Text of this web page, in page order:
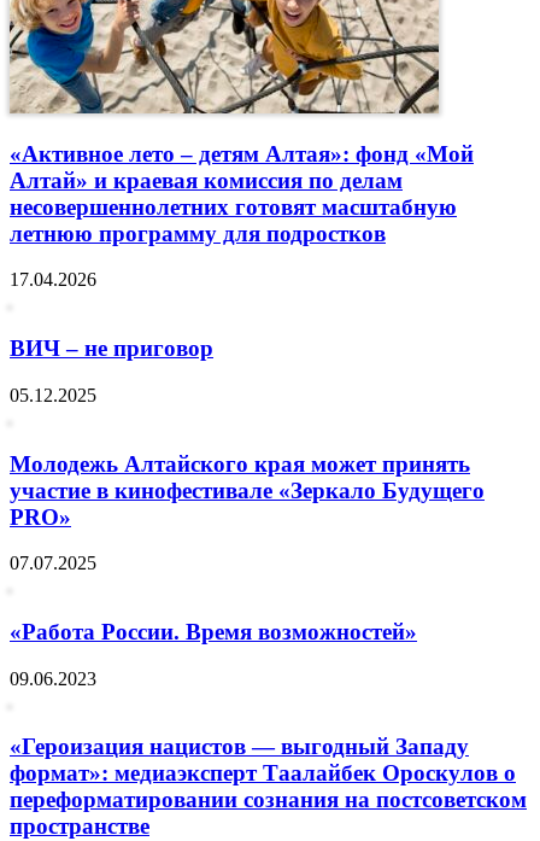
«Активное лето – детям Алтая»: фонд «Мой
Алтай» и краевая комиссия по делам
несовершеннолетних готовят масштабную
летнюю программу для подростков
17.04.2026
ВИЧ – не приговор
05.12.2025
Молодежь Алтайского края может принять
участие в кинофестивале «Зеркало Будущего
PRO»
07.07.2025
«Работа России. Время возможностей»
09.06.2023
«Героизация нацистов — выгодный Западу
формат»: медиаэксперт Таалайбек Ороскулов о
переформатировании сознания на постсоветском
пространстве